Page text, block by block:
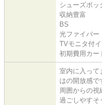
シューズボッ
収納豊富
BS
光ファイバー
TVモニタ付
初期費用カー
室内に入って
はの開放感で
周囲からの視
過ごしやすそ